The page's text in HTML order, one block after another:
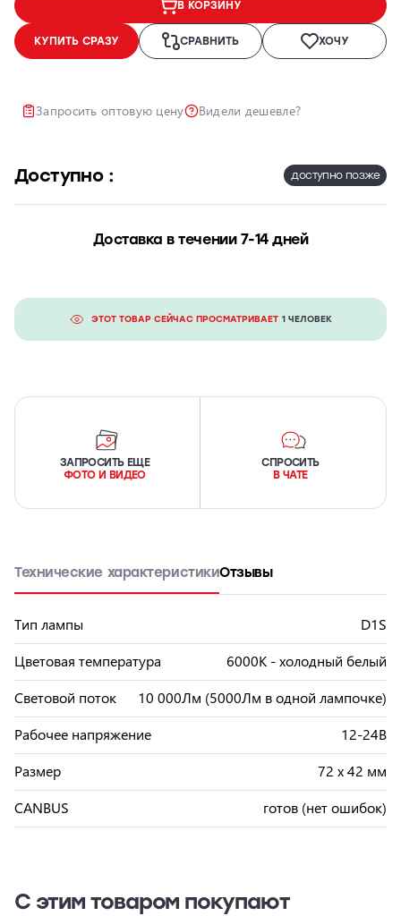
В КОРЗИНУ
КУПИТЬ СРАЗУ СРАВНИТЬ ХОЧУ
Запросить оптовую цену Видели дешевле?
Доступно : доступно позже
Доставка в течении 7-14 дней
ЭТОТ ТОВАР СЕЙЧАС ПРОСМАТРИВАЕТ 1 ЧЕЛОВЕК
ЗАПРОСИТЬ ЕЩЕ
ФОТО И ВИДЕО
СПРОСИТЬ
В ЧАТЕ
Технические характеристикиОтзывы
Тип лампы
D1S
Цветовая температура
6000К - холодный белый
Световой поток
10 000Лм (5000Лм в одной лампочке)
Рабочее напряжение
12-24В
Размер
72 x 42 мм
CANBUS
готов (нет ошибок)
С этим товаром покупают
Ремонт и
восстановление
Полировка
дополнительного